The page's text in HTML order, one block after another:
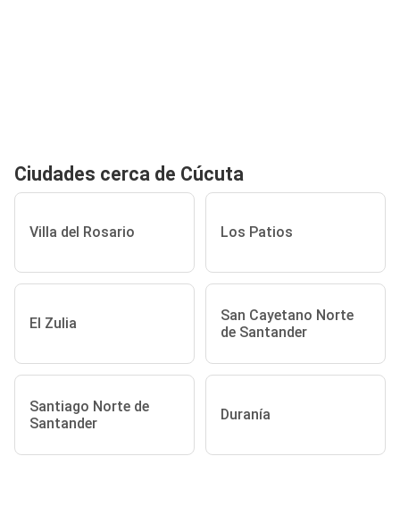
Ciudades cerca de Cúcuta
Villa del Rosario Los Patios
El Zulia
San Cayetano Norte
de Santander
Santiago Norte de
Santander
Duranía